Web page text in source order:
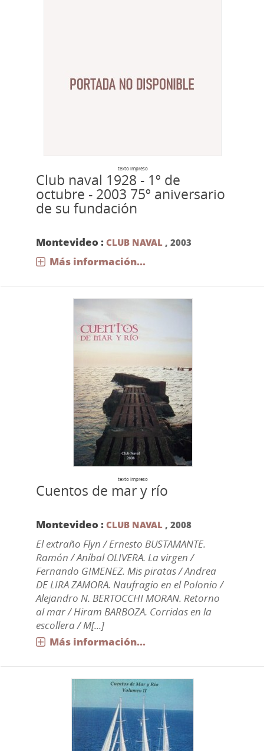
texto impreso
Club naval 1928 - 1º de
octubre - 2003 75º aniversario
de su fundación
Montevideo : CLUB NAVAL, 2003
Más información...
texto impreso
Cuentos de mar y río
Montevideo : CLUB NAVAL, 2008
El extraño Flyn / Ernesto BUSTAMANTE.
Ramón / Aníbal OLIVERA. La virgen /
Fernando GIMENEZ. Mis piratas / Andrea
DE LIRA ZAMORA. Naufragio en el Polonio /
Alejandro N. BERTOCCHI MORAN. Retorno
al mar / Hiram BARBOZA. Corridas en la
escollera / M[...]
Más información...